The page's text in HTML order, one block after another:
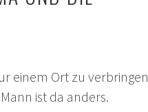
einem Ort zu
ist da anders.